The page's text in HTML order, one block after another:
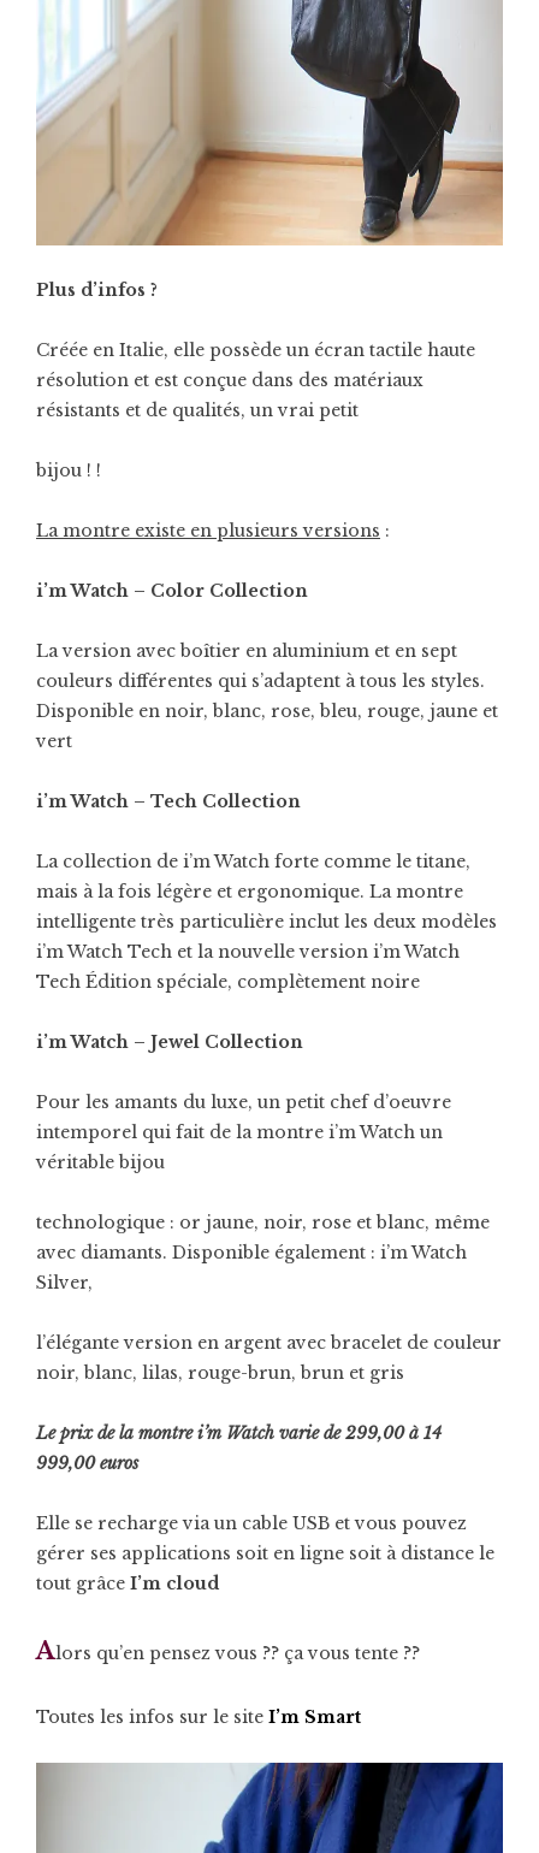
Plus d’infos ?
Créée en Italie, elle possède un écran tactile haute
résolution et est conçue dans des matériaux
résistants et de qualités, un vrai petit
bijou ! !
La montre existe en plusieurs versions :
i’m Watch – Color Collection
La version avec boîtier en aluminium et en sept
couleurs différentes qui s’adaptent à tous les styles.
Disponible en noir, blanc, rose, bleu, rouge, jaune et
vert
i’m Watch – Tech Collection
La collection de i’m Watch forte comme le titane,
mais à la fois légère et ergonomique. La montre
intelligente très particulière inclut les deux modèles
i’m Watch Tech et la nouvelle version i’m Watch
Tech Édition spéciale, complètement noire
i’m Watch – Jewel Collection
Pour les amants du luxe, un petit chef d’oeuvre
intemporel qui fait de la montre i’m Watch un
véritable bijou
technologique : or jaune, noir, rose et blanc, même
avec diamants. Disponible également : i’m Watch
Silver,
l’élégante version en argent avec bracelet de couleur
noir, blanc, lilas, rouge-brun, brun et gris
Le prix de la montre i’m Watch varie de 299,00 à 14
999,00 euros
Elle se recharge via un cable USB et vous pouvez
gérer ses applications soit en ligne soit à distance le
tout grâce I’m cloud
Alors qu’en pensez vous ?? ça vous tente ??
Toutes les infos sur le site I’m Smart